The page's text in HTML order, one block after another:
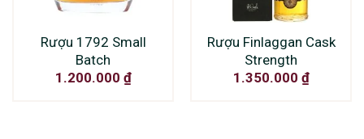
Rượu 1792 Small
Batch
1.200.000 ₫
Rượu Finlaggan Cask
Strength
1.350.000 ₫